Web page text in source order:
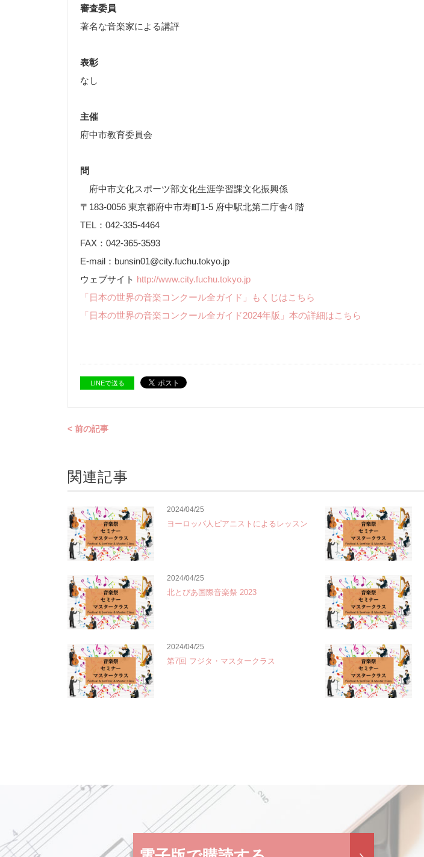
審査委員
著名な音楽家による講評
表彰
なし
主催
府中市教育委員会
問
府中市文化スポーツ部文化生涯学習課文化振興係
〒183-0056 東京都府中市寿町1-5 府中駅北第二庁舎4 階
TEL：042-335-4464
FAX：042-365-3593
E-mail：bunsin01@city.fuchu.tokyo.jp
ウェブサイト http://www.city.fuchu.tokyo.jp
「日本の世界の音楽コンクール全ガイド」もくじはこちら
「日本の世界の音楽コンクール全ガイド2024年版」本の詳細はこちら
LINEで送る
< 前の記事
関連記事
2024/04/25
ヨーロッパ人ピアニストによるレッスン
2024/04/25
北とぴあ国際音楽祭 2023
2024/04/25
第7回 フジタ・マスタークラス